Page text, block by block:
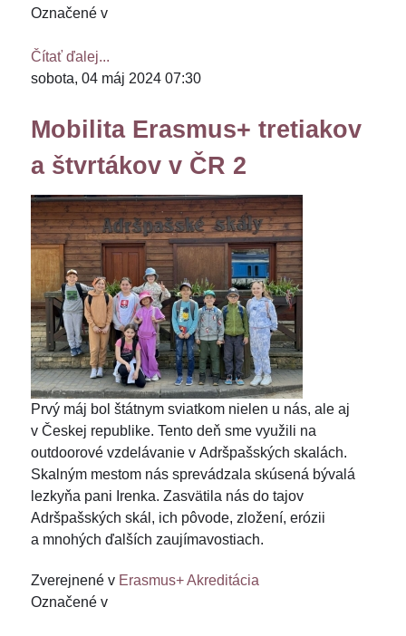
Označené v
Čítať ďalej...
sobota, 04 máj 2024 07:30
Mobilita Erasmus+ tretiakov
a štvrtákov v ČR 2
Prvý máj bol štátnym sviatkom nielen u nás, ale aj
v Českej republike. Tento deň sme využili na
outdoorové vzdelávanie v Adršpašských skalách.
Skalným mestom nás sprevádzala skúsená bývalá
lezkyňa pani Irenka. Zasvätila nás do tajov
Adršpašských skál, ich pôvode, zložení, erózii
a mnohých ďalších zaujímavostiach.
Zverejnené v Erasmus+ Akreditácia
Označené v